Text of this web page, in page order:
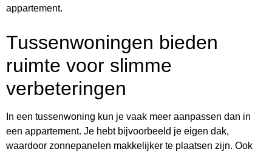
appartement.
Tussenwoningen bieden
ruimte voor slimme
verbeteringen
In een tussenwoning kun je vaak meer aanpassen dan in
een appartement. Je hebt bijvoorbeeld je eigen dak,
waardoor zonnepanelen makkelijker te plaatsen zijn. Ook